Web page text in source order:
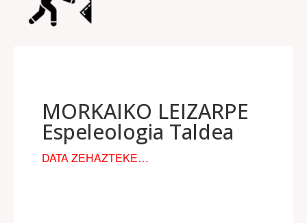
MORKAIKO LEIZARPE
Espeleologia Taldea
DATA ZEHAZTEKE…